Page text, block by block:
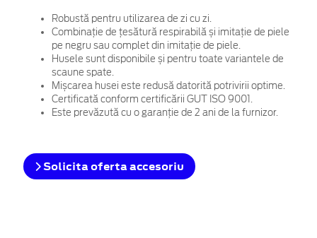
Robustă pentru utilizarea de zi cu zi.
Combinație de țesătură respirabilă și imitație de piele
pe negru sau complet din imitație de piele.
Husele sunt disponibile și pentru toate variantele de
scaune spate.
Mișcarea husei este redusă datorită potrivirii optime.
Certificată conform certificării GUT ISO 9001.
Este prevăzută cu o garanție de 2 ani de la furnizor.
Solicita oferta accesoriu